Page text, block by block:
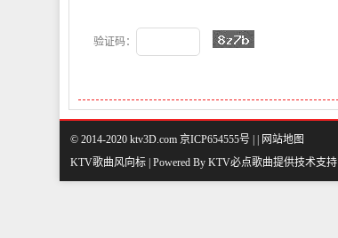
验证码：
© 2014-2020 ktv3D.com 京ICP654555号 |
网站地图
KTV歌曲风向标 | Powered By KTV必点歌曲提供技术支持